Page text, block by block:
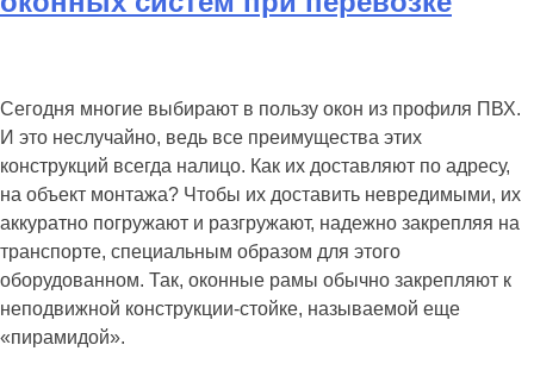
Сегодня многие выбирают в пользу окон из профиля ПВХ.
И это неслучайно, ведь все преимущества этих
конструкций всегда налицо. Как их доставляют по адресу,
на объект монтажа? Чтобы их доставить невредимыми, их
аккуратно погружают и разгружают, надежно закрепляя на
транспорте, специальным образом для этого
оборудованном. Так, оконные рамы обычно закрепляют к
неподвижной конструкции-стойке, называемой еще
«пирамидой».